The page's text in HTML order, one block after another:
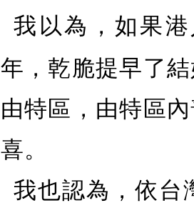
我以為，如果
年，乾脆提早了
由特區，由特區
喜。
我也認為，依台